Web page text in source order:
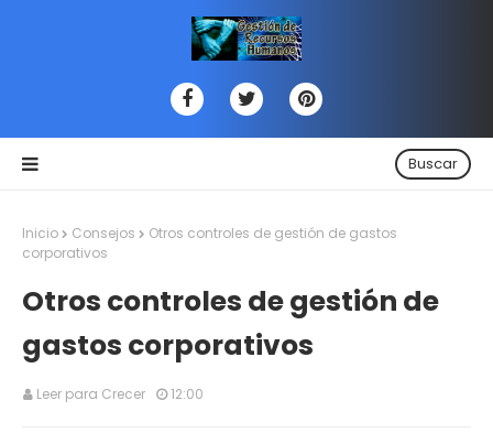
Buscar
Inicio Consejos
Otros controles de gestión de gastos
corporativos
Otros controles de gestión de
gastos corporativos
Leer para Crecer 12:00